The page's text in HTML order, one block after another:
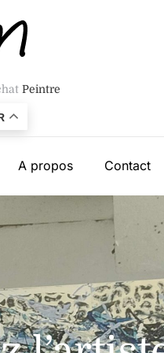
Peintre
A propos Contact